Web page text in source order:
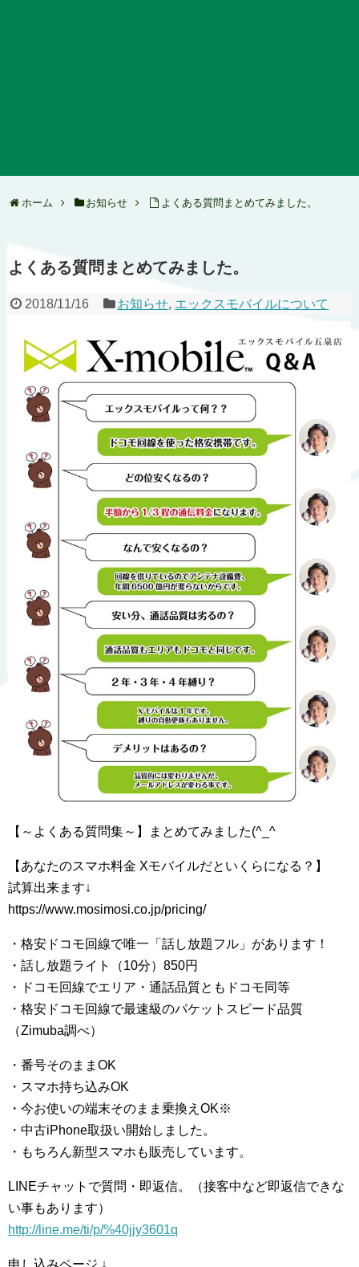
ホーム お知らせ よくある質問まとめてみました。
よくある質問まとめてみました。
2018/11/16 お知らせ, エックスモバイルについて
【～よくある質問集～】まとめてみました(^_^
【あなたのスマホ料金 Xモバイルだといくらになる？】
試算出来ます↓
https://www.mosimosi.co.jp/pricing/
・格安ドコモ回線で唯一「話し放題フル」があります！
・話し放題ライト（10分）850円
・ドコモ回線でエリア・通話品質ともドコモ同等
・格安ドコモ回線で最速級のパケットスピード品質
（Zimuba調べ）
・番号そのままOK
・スマホ持ち込みOK
・今お使いの端末そのまま乗換えOK※
・中古iPhone取扱い開始しました。
・もちろん新型スマホも販売しています。
LINEチャットで質問・即返信。（接客中など即返信できな
い事もあります）
http://line.me/ti/p/%40jjy3601q
申し込みページ ↓